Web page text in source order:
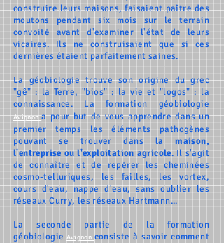
construire leurs maisons, faisaient paître des
moutons pendant six mois sur le terrain
convoité avant d'examiner l'état de leurs
vicaires. Ils ne construisaient que si ces
dernières étaient parfaitement saines.
La géobiologietrouve son origine du grec
"gê" : la Terre, "bios" : la vie et "logos" : la
connaissance. La formation géobiologie
Avignona pour but de vous apprendre dans un
premier temps les éléments pathogènes
pouvant se trouver dans la maison,
l'entreprise ou l'exploitation agricole. Il s'agit
de connaître et de repérer lescheminées
cosmo-telluriques, les failles, les vortex,
cours d'eau, nappe d'eau, sans oublier les
réseaux Curry, les réseaux Hartmann...
La seconde partie de la formation
géobiologie Avignon consiste à savoir comment